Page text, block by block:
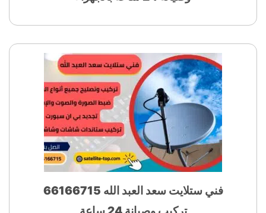
فني ستلايت سعد العبد الله 66166715